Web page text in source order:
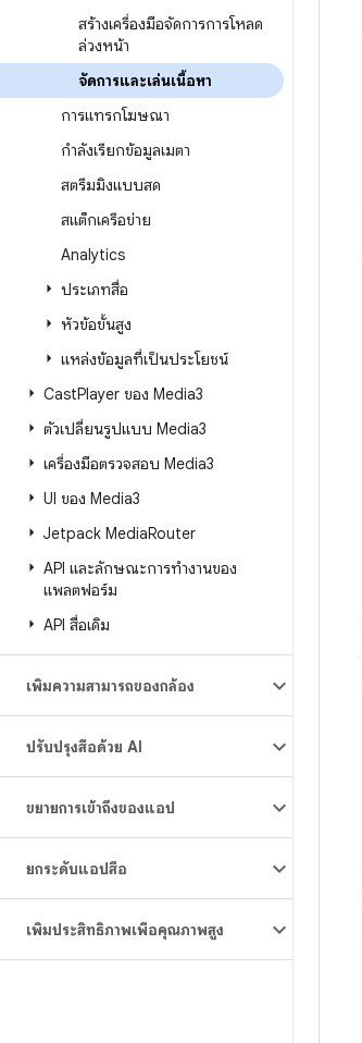
สร้างเครื่องมือจัดการการโหลด
ล่วงหน้า
จัดการและเล่นเนื้อหา
การแทรกโฆษณา
กำลังเรียกข้อมูลเมตา
สตรีมมิงแบบสด
สแต็กเครือข่าย
Analytics
ประเภทสื่อ
หัวข้อขั้นสูง
แหล่งข้อมูลที่เป็นประโยชน์
CastPlayer ของ Media3
ตัวเปลี่ยนรูปแบบ Media3
เครื่องมือตรวจสอบ Media3
UI ของ Media3
Jetpack MediaRouter
API และลักษณะการทำงานของ
แพลตฟอร์ม
API สื่อเดิม
เพิ่มความสามารถของกล้อง
ปรับปรุงสื่อด้วย AI
ขยายการเข้าถึงของแอป
ยกระดับแอปสื่อ
เพิ่มประสิทธิภาพเพื่อคุณภาพสูง